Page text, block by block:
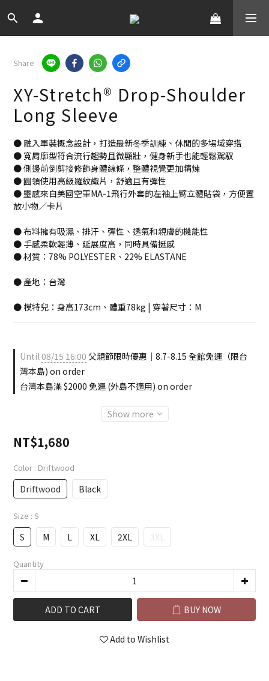
Share
XY-Stretch® Drop-Shoulder
Long Sleeve
● 融入軍裝概念設計，打造最新冬季訓練、休閒的多場域穿搭
● 寬肩廓型符合流行趨勢且微顯壯，健身新手也能輕鬆駕馭
● 側邊前倒剪接修飾身體線條，整體視覺更加精煉
● 圓領使用高級羅紋織片，舒適且有彈性
● 靈感來自美國空軍MA-1飛行外套的左袖上臂立體貼袋，方便置
放小物／卡片
● 布料擁有吸濕、排汗、彈性、透氣和親膚的機能性
● 手感柔軟輕薄、延展度高，同時具備挺感
● 材質：78% POLYESTER、22% ELASTANE
● 產地：台灣
● 模特兒：身高173cm、體重78kg | 穿著尺寸：M
Until08/15 16:00 父親節限時優惠｜8.7-8.15 全館免運（限台
灣本島) on order
台灣本島滿 $2000 免運 (外島不適用) on order
Show more
NT$1,680
Color : Driftwood
Driftwood Black
Size : S
S M L XL 2XL 3XL
Quantity
ADD TO CART BUY NOW
Add to Wishlist